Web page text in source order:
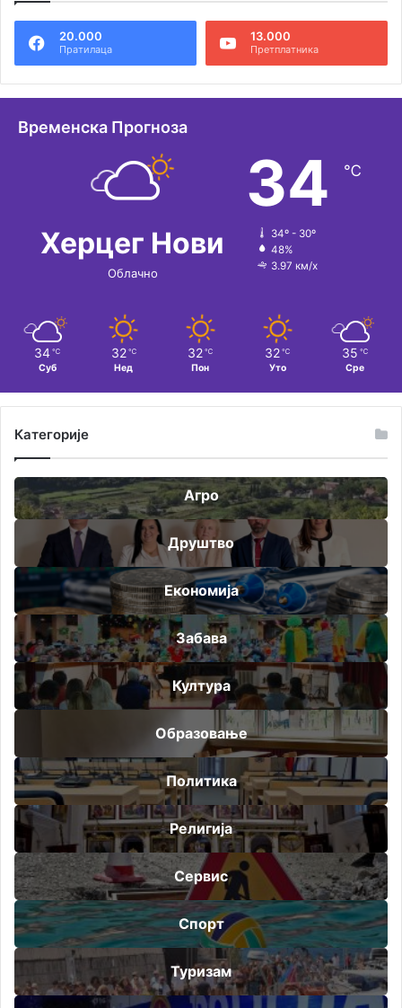
20.000
Пратилаца
13.000
Претплатника
Временска Прогноза
Херцег Нови
Облачно
34 ℃
34º - 30º
48%
3.97 км/х
34 ℃
Суб
32 ℃
Нед
32 ℃
Пон
32 ℃
Уто
35 ℃
Сре
Категорије
Агро
Друштво
Економија
Забава
Култура
Образовање
Политика
Религија
Сервис
Спорт
Туризам